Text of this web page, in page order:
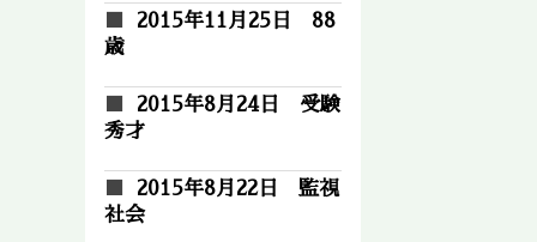
2015年11月25日 88
歳
2015年8月24日 受験
秀才
2015年8月22日 監視
社会